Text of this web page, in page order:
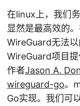
在linux上，我们
显然是最高效的
WireGuard无法
WireGuard项目
作者Jason A.
wireguard-go。
Go实现。我们可